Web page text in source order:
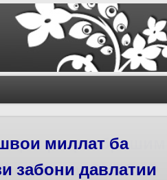
роҳи абрешим
феҳристи ЮНЕСКО